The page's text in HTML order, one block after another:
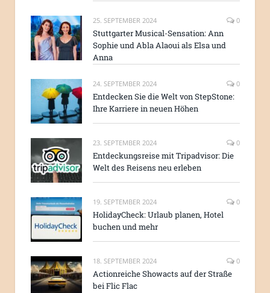
25. SEPTEMBER 2024 0
Stuttgarter Musical-Sensation: Ann
Sophie und Abla Alaoui als Elsa und
Anna
24. SEPTEMBER 2024 0
Entdecken Sie die Welt von StepStone:
Ihre Karriere in neuen Höhen
23. SEPTEMBER 2024 0
Entdeckungsreise mit Tripadvisor: Die
Welt des Reisens neu erleben
19. SEPTEMBER 2024 0
HolidayCheck: Urlaub planen, Hotel
buchen und mehr
18. SEPTEMBER 2024 0
Actionreiche Showacts auf der Straße
bei Flic Flac